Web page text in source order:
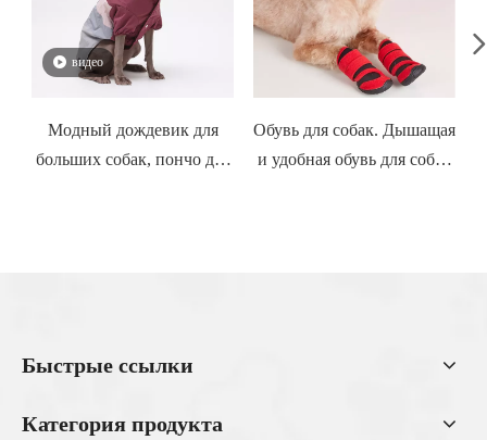
видео
Модный дождевик для
больших собак, пончо для
Обувь для собак. Дышащая
и удобная обувь для собак
Быстрые ссылки
Категория продукта